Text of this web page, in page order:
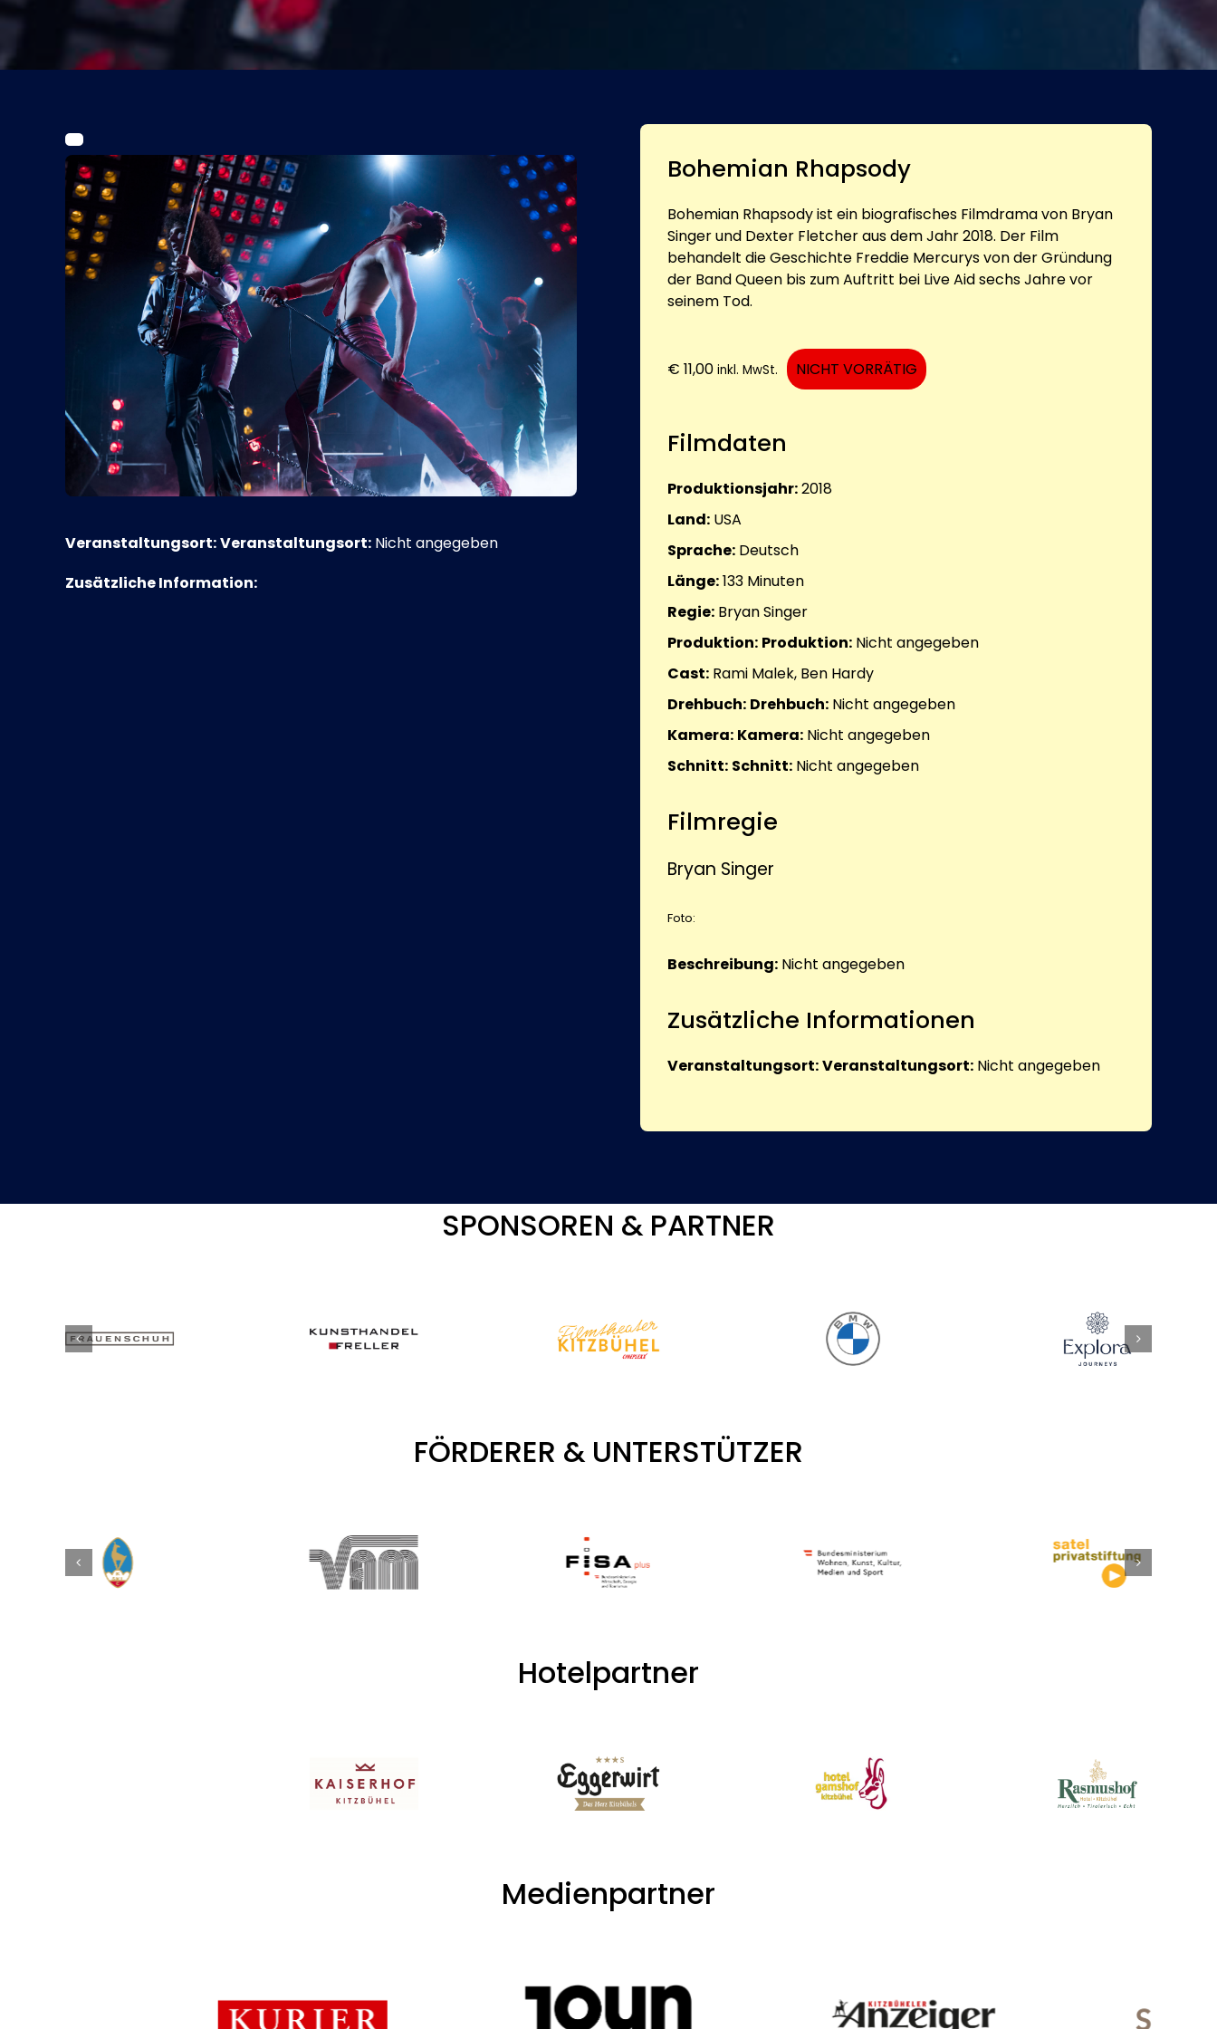
Veranstaltungsort:Veranstaltungsort: Nicht angegeben
Zusätzliche Information:
Bohemian Rhapsody
Bohemian Rhapsody ist ein biografisches Filmdrama von Bryan
Singer und Dexter Fletcher aus dem Jahr 2018. Der Film
behandelt die Geschichte Freddie Mercurys von der Gründung
der Band Queen bis zum Auftritt bei Live Aid sechs Jahre vor
seinem Tod.
€ 11,00 inkl. MwSt. NICHT VORRÄTIG
Filmdaten
Produktionsjahr:2018
Land: USA
Sprache: Deutsch
Länge:133 Minuten
Regie: Bryan Singer
Produktion: Produktion: Nicht angegeben
Cast: Rami Malek, Ben Hardy
Drehbuch: Drehbuch: Nicht angegeben
Kamera: Kamera: Nicht angegeben
Schnitt: Schnitt: Nicht angegeben
Filmregie
Bryan Singer
Foto:
Beschreibung: Nicht angegeben
Zusätzliche Informationen
Veranstaltungsort:Veranstaltungsort: Nicht angegeben
SPONSOREN & PARTNER
FÖRDERER & UNTERSTÜTZER
Hotelpartner
Medienpartner